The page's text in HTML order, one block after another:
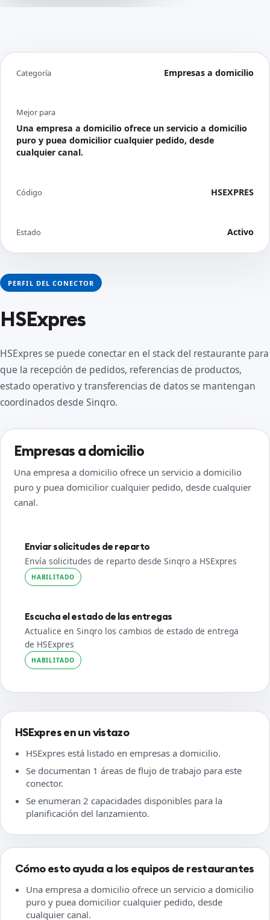
PERFIL DEL CONECTOR
HSExpres
HSExpres se puede conectar en el stack del restaurante para
que la recepción de pedidos, referencias de productos,
estado operativo y transferencias de datos se mantengan
coordinados desde Sinqro.
Empresas a domicilio
Una empresa a domicilio ofrece un servicio a domicilio
puro y puea domicilior cualquier pedido, desde cualquier
canal.
Enviar solicitudes de reparto
Envía solicitudes de reparto desde Sinqro a HSExpres
HABILITADO
Escucha el estado de las entregas
Actualice en Sinqro los cambios de estado de entrega
de HSExpres
HABILITADO
HSExpres en un vistazo
HSExpres está listado en empresas a domicilio.
Se documentan 1 áreas de flujo de trabajo para este
conector.
Se enumeran 2 capacidades disponibles para la
planificación del lanzamiento.
Cómo esto ayuda a los equipos de restaurantes
Una empresa a domicilio ofrece un servicio a domicilio
puro y puea domicilior cualquier pedido, desde
cualquier canal.
Categoría Empresas a domicilio
Mejor para
Una empresa a domicilio ofrece un servicio a domicilio
puro y puea domicilior cualquier pedido, desde
cualquier canal.
Código HSEXPRES
Estado Activo